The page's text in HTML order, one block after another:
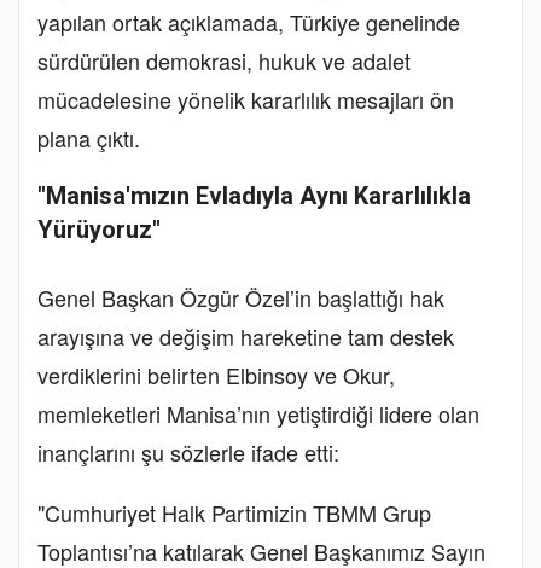
yapılan ortak açıklamada, Türkiye genelinde
sürdürülen demokrasi, hukuk ve adalet
mücadelesine yönelik kararlılık mesajları ön
plana çıktı.
"Manisa'mızın Evladıyla Aynı Kararlılıkla
Yürüyoruz"
Genel Başkan Özgür Özel’in başlattığı hak
arayışına ve değişim hareketine tam destek
verdiklerini belirten Elbinsoy ve Okur,
memleketleri Manisa’nın yetiştirdiği lidere olan
inançlarını şu sözlerle ifade etti:
"Cumhuriyet Halk Partimizin TBMM Grup
Toplantısı’na katılarak Genel Başkanımız Sayın